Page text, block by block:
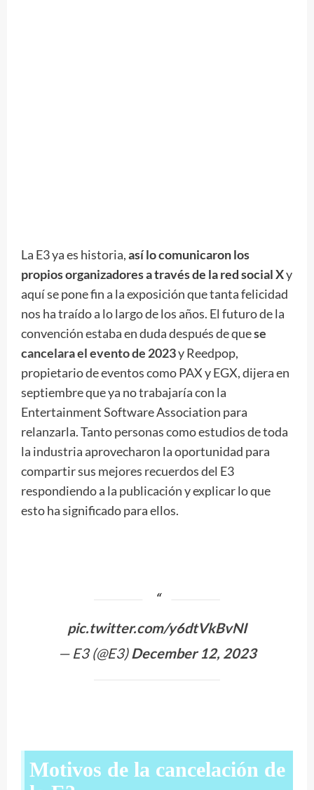
La E3 ya es historia,así lo comunicaron los
propios organizadores a través de la red social Xy
aquí se pone fin a la exposición que tanta felicidad
nos ha traído a lo largo de los años. El futuro de la
convención estaba en duda después de quese
cancelara el evento de 2023y Reedpop,
propietario de eventos como PAX y EGX, dijera en
septiembre que ya no trabajaría con la
Entertainment Software Association para
relanzarla. Tanto personas como estudios de toda
la industria aprovecharon la oportunidad para
compartir sus mejores recuerdos del E3
respondiendo a la publicación y explicar lo que
esto ha significado para ellos.
pic.twitter.com/y6dtVkBvNI
— E3 (@E3) December 12, 2023
Motivos de la cancelación de